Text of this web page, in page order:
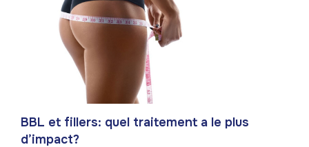
BBL et fillers: quel traitement a le plus
d’impact?